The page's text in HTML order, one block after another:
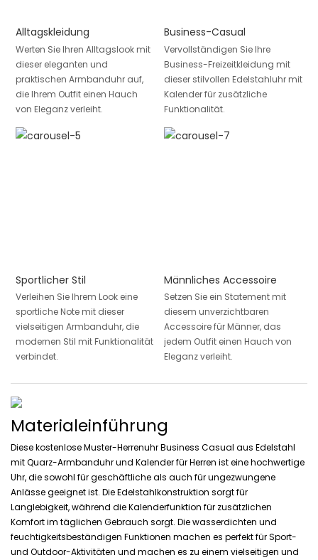
Alltagskleidung
Werten Sie Ihren Alltagslook mit
dieser eleganten und
praktischen Armbanduhr auf,
die Ihrem Outfit einen Hauch
von Eleganz verleiht.
Business-Casual
Vervollständigen Sie Ihre
Business-Freizeitkleidung mit
dieser stilvollen Edelstahluhr mit
Kalender für zusätzliche
Funktionalität.
Sportlicher Stil
Verleihen Sie Ihrem Look eine
sportliche Note mit dieser
vielseitigen Armbanduhr, die
modernen Stil mit Funktionalität
verbindet.
Männliches Accessoire
Setzen Sie ein Statement mit
diesem unverzichtbaren
Accessoire für Männer, das
jedem Outfit einen Hauch von
Eleganz verleiht.
Materialeinführung
Diese kostenlose Muster-Herrenuhr Business Casual aus Edelstahl
mit Quarz-Armbanduhr und Kalender für Herren ist eine hochwertige
Uhr, die sowohl für geschäftliche als auch für ungezwungene
Anlässe geeignet ist. Die Edelstahlkonstruktion sorgt für
Langlebigkeit, während die Kalenderfunktion für zusätzlichen
Komfort im täglichen Gebrauch sorgt. Die wasserdichten und
feuchtigkeitsbeständigen Funktionen machen es perfekt für Sport-
und Outdoor-Aktivitäten und machen es zu einem vielseitigen und